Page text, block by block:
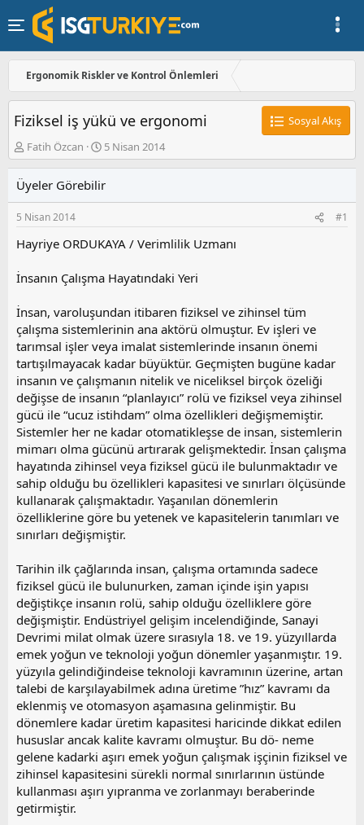
Ergonomik Riskler ve Kontrol Önlemleri
Fiziksel iş yükü ve ergonomi
Sosyal Akış
K
o
u
y
u
a
l
t
a
n
Fatih Özcan
B
a
l
a
ı
t
r
i
h
i
5 Nisan 2014
Üyeler Görebilir
5 Nisan 2014 #1
Hayriye ORDUKAYA / Verimlilik Uzmanı
İnsanın Çalışma Hayatındaki Yeri
İnsan, varoluşundan itibaren fiziksel ve zihinsel tüm
çalışma sistemlerinin ana aktörü olmuştur. Ev işleri ve
tarımsal işler veya imalat sistemlerinde insanın önemi
tartışılmayacak kadar büyüktür. Geçmişten bugüne kadar
insanın ve çalışmanın nitelik ve niceliksel birçok özeliği
değişse de insanın “planlayıcı” rolü ve fiziksel veya zihinsel
gücü ile “ucuz istihdam” olma özellikleri değişmemiştir.
Sistemler her ne kadar otomatikleşse de insan, sistemlerin
mimarı olma gücünü artırarak gelişmektedir. İnsan çalışma
hayatında zihinsel veya fiziksel gücü ile bulunmaktadır ve
sahip olduğu bu özellikleri kapasitesi ve sınırları ölçüsünde
kullanarak çalışmaktadır. Yaşanılan dönemlerin
özelliklerine göre bu yetenek ve kapasitelerin tanımları ve
sınırları değişmiştir.
Tarihin ilk çağlarında insan, çalışma ortamında sadece
fiziksel gücü ile bulunurken, zaman içinde işin yapısı
değiştikçe insanın rolü, sahip olduğu özelliklere göre
değişmiştir. Endüstriyel gelişim incelendiğinde, Sanayi
Devrimi milat olmak üzere sırasıyla 18. ve 19. yüzyıllarda
emek yoğun ve teknoloji yoğun dönemler yaşanmıştır. 19.
yüzyıla gelindiğindeise teknoloji kavramının üzerine, artan
talebi de karşılayabilmek adına üretime ”hız” kavramı da
eklenmiş ve otomasyon aşamasına gelinmiştir. Bu
dönemlere kadar üretim kapasitesi haricinde dikkat edilen
hususlar ancak kalite kavramı olmuştur. Bu dö- neme
gelene kadarki aşırı emek yoğun çalışmak işçinin fiziksel ve
zihinsel kapasitesini sürekli normal sınırlarının üstünde
kullanması aşırı yıpranma ve zorlanmayı beraberinde
getirmiştir.